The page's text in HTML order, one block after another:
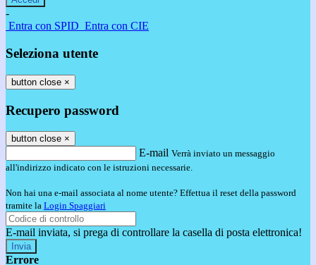
-
Entra con SPID Entra con CIE
Seleziona utente
button close ×
Recupero password
button close ×
E-mail Verrà inviato un messaggio
all'indirizzo indicato con le istruzioni necessarie.
Non hai una e-mail associata al nome utente? Effettua il reset della password
tramite la Login Spaggiari
E-mail inviata, si prega di controllare la casella di posta elettronica!
Errore